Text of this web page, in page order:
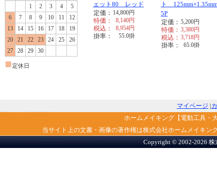
1
2 3 4
5
6
7 8 9 10 11
12
13
14 15 16 17 18
19
20
21 22 23 24 25
26
27
28 29 30
■ 定休日
ェット80 レッド
定価： 14,800円
特価： 8,140円
税込： 8,954円
掛率： 55.0掛
ト
5P
定価： 5,200円
特価： 3,380円
税込： 3,718円
掛率： 65.0掛
マイページ |
ホームメイキング【電動工具・
当サイト上の文書・画像の著作権は株式会社ホームメイキ
Copyright © 2002-2026